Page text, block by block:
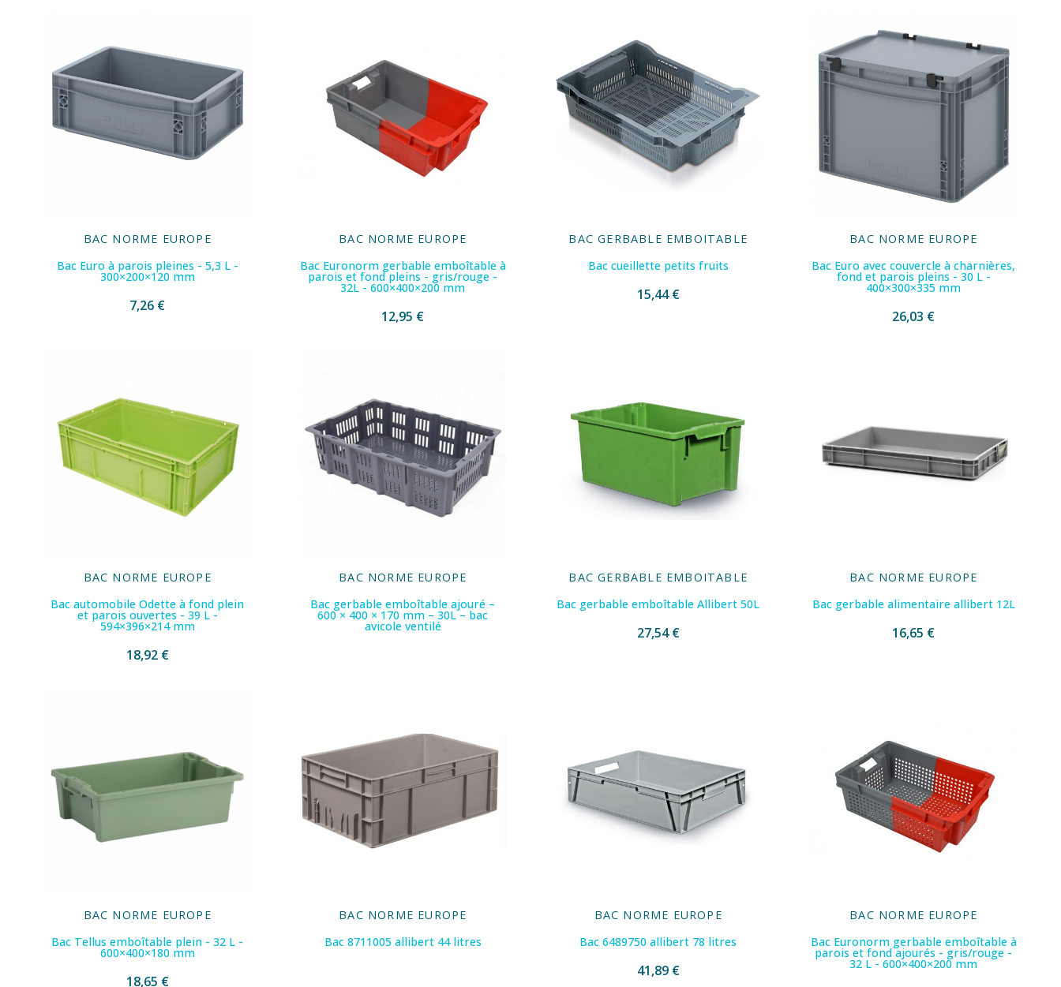
BAC NORME EUROPE
Bac Euro à parois pleines - 5,3 L -
300×200×120 mm
7,26 €
BAC NORME EUROPE
Bac Euronorm gerbable emboîtable à
parois et fond pleins - gris/rouge -
32L - 600×400×200 mm
12,95 €
BAC GERBABLE EMBOITABLE
Bac cueillette petits fruits
15,44 €
BAC NORME EUROPE
Bac Euro avec couvercle à charnières,
fond et parois pleins - 30 L -
400×300×335 mm
26,03 €
BAC NORME EUROPE
Bac automobile Odette à fond plein
et parois ouvertes - 39 L -
594×396×214 mm
18,92 €
BAC NORME EUROPE
Bac gerbable emboîtable ajouré –
600 × 400 × 170 mm – 30L – bac
avicole ventilé
BAC GERBABLE EMBOITABLE
Bac gerbable emboîtable Allibert 50L
27,54 €
BAC NORME EUROPE
Bac gerbable alimentaire allibert 12L
16,65 €
BAC NORME EUROPE
Bac Tellus emboîtable plein - 32 L -
600×400×180 mm
18,65 €
BAC NORME EUROPE
Bac 8711005 allibert 44 litres
BAC NORME EUROPE
Bac 6489750 allibert 78 litres
41,89 €
BAC NORME EUROPE
Bac Euronorm gerbable emboîtable à
parois et fond ajourés - gris/rouge -
32 L - 600×400×200 mm